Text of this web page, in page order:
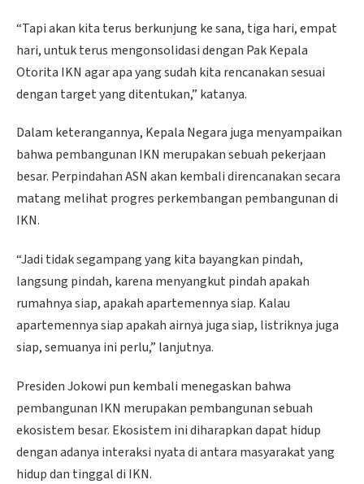
“Tapi akan kita terus berkunjung ke sana, tiga hari, empat
hari, untuk terus mengonsolidasi dengan Pak Kepala
Otorita IKN agar apa yang sudah kita rencanakan sesuai
dengan target yang ditentukan,” katanya.
Dalam keterangannya, Kepala Negara juga menyampaikan
bahwa pembangunan IKN merupakan sebuah pekerjaan
besar. Perpindahan ASN akan kembali direncanakan secara
matang melihat progres perkembangan pembangunan di
IKN.
“Jadi tidak segampang yang kita bayangkan pindah,
langsung pindah, karena menyangkut pindah apakah
rumahnya siap, apakah apartemennya siap. Kalau
apartemennya siap apakah airnya juga siap, listriknya juga
siap, semuanya ini perlu,” lanjutnya.
Presiden Jokowi pun kembali menegaskan bahwa
pembangunan IKN merupakan pembangunan sebuah
ekosistem besar. Ekosistem ini diharapkan dapat hidup
dengan adanya interaksi nyata di antara masyarakat yang
hidup dan tinggal di IKN.